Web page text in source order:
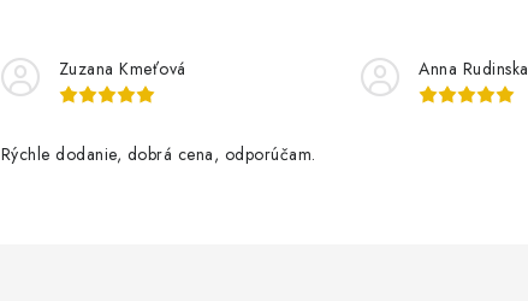
Zuzana Kmeťová
Rýchle dodanie, dobrá cena, odporúčam.
Anna Rudinska